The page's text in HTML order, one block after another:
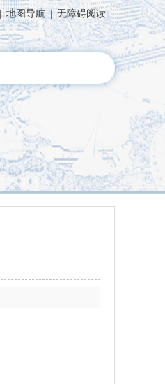
地图导航 | 无障碍阅读